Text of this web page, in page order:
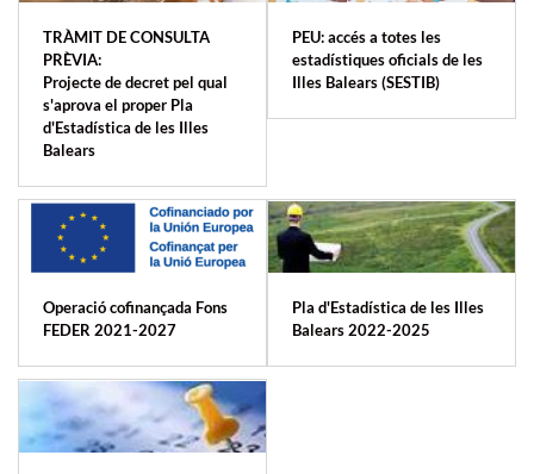
TRÀMIT DE CONSULTA
PRÈVIA:
Projecte de decret pel qual
s'aprova el proper Pla
d'Estadística de les Illes
Balears
PEU: accés a totes les
estadístiques oficials de les
Illes Balears (SESTIB)
Operació cofinançada Fons
FEDER 2021-2027
Pla d'Estadística de les Illes
Balears 2022-2025